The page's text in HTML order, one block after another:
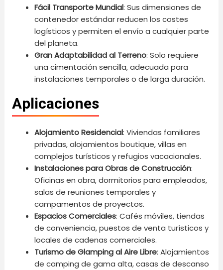
Fácil Transporte Mundial: Sus dimensiones de
contenedor estándar reducen los costes
logísticos y permiten el envío a cualquier parte
del planeta.
Gran Adaptabilidad al Terreno: Solo requiere
una cimentación sencilla, adecuada para
instalaciones temporales o de larga duración.
Aplicaciones
Alojamiento Residencial: Viviendas familiares
privadas, alojamientos boutique, villas en
complejos turísticos y refugios vacacionales.
Instalaciones para Obras de Construcción:
Oficinas en obra, dormitorios para empleados,
salas de reuniones temporales y
campamentos de proyectos.
Espacios Comerciales: Cafés móviles, tiendas
de conveniencia, puestos de venta turísticos y
locales de cadenas comerciales.
Turismo de Glamping al Aire Libre: Alojamientos
de camping de gama alta, casas de descanso